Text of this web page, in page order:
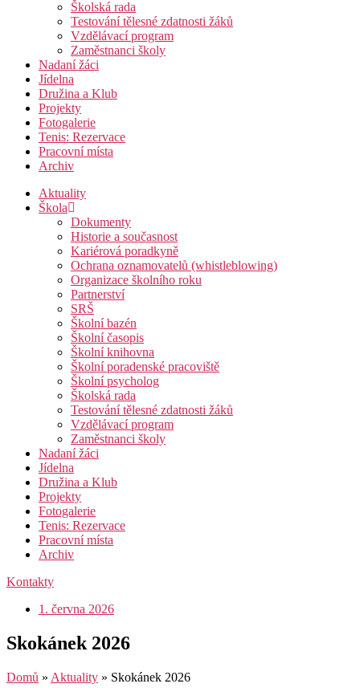
Školská rada
Testování tělesné zdatnosti žáků
Vzdělávací program
Zaměstnanci školy
Nadaní žáci
Jídelna
Družina a Klub
Projekty
Fotogalerie
Tenis: Rezervace
Pracovní místa
Archiv
Aktuality
Škola
Dokumenty
Historie a současnost
Kariérová poradkyně
Ochrana oznamovatelů (whistleblowing)
Organizace školního roku
Partnerství
SRŠ
Školní bazén
Školní časopis
Školní knihovna
Školní poradenské pracoviště
Školní psycholog
Školská rada
Testování tělesné zdatnosti žáků
Vzdělávací program
Zaměstnanci školy
Nadaní žáci
Jídelna
Družina a Klub
Projekty
Fotogalerie
Tenis: Rezervace
Pracovní místa
Archiv
Kontakty
1. června 2026
Skokánek 2026
Domů » Aktuality » Skokánek 2026